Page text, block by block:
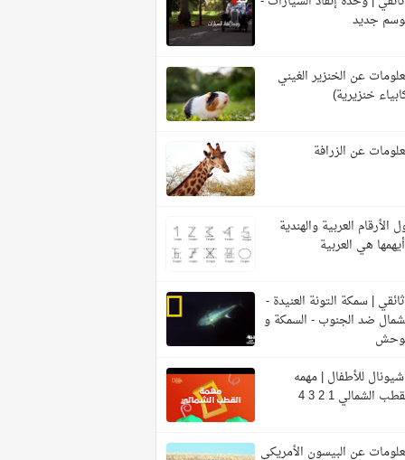
جديد
عن الخنزير الغيني
خنزيرية)
عن الزرافة
الأرقام العربية والهندية
هي العربية
| سمكة التونة العنيدة -
ضد الجنوب - السمكة و
للأطفال | مهمه
الشمالي 1 2 3 4
عن البيسون الأمريكي